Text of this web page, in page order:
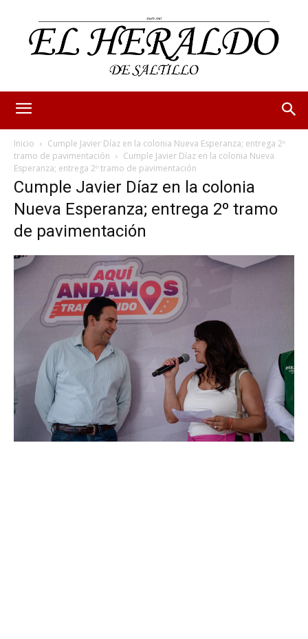
Inicio
Cumple Javier Díaz en la colonia Nueva Esperanza; entrega 2º
tramo de pavimentación
Cumple Javier Díaz en la colonia Nueva
Esperanza; entrega 2º tramo de pavimentación
Cumple Javier Díaz en la colonia
Nueva Esperanza; entrega 2º tramo
de pavimentación